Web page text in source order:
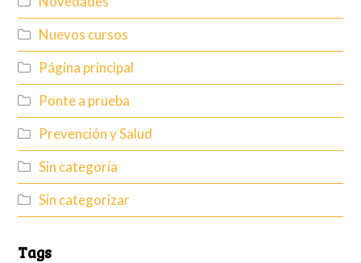
Nuevos cursos
Página principal
Ponte a prueba
Prevención y Salud
Sin categoría
Sin categorizar
Tags